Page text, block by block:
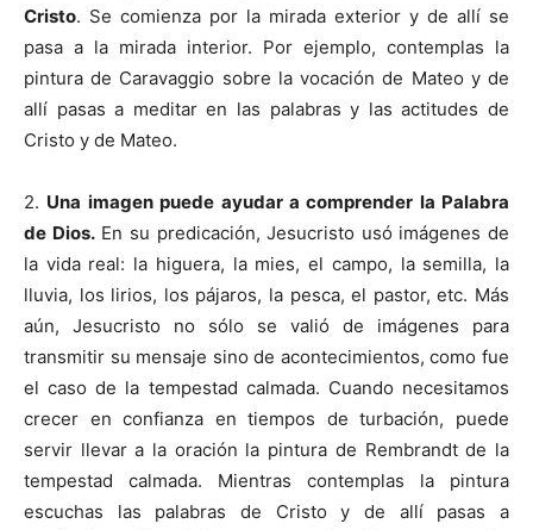
Cristo. Se comienza por la mirada exterior y de allí se
pasa a la mirada interior. Por ejemplo, contemplas la
pintura de Caravaggio sobre la vocación de Mateo y de
allí pasas a meditar en las palabras y las actitudes de
Cristo y de Mateo.
2. Una imagen puede ayudar a comprender la Palabra
de Dios.En su predicación, Jesucristo usó imágenes de
la vida real: la higuera, la mies, el campo, la semilla, la
lluvia, los lirios, los pájaros, la pesca, el pastor, etc. Más
aún, Jesucristo no sólo se valió de imágenes para
transmitir su mensaje sino de acontecimientos, como fue
el caso de la tempestad calmada. Cuando necesitamos
crecer en confianza en tiempos de turbación, puede
servir llevar a la oración la pintura de Rembrandt de la
tempestad calmada. Mientras contemplas la pintura
escuchas las palabras de Cristo y de allí pasas a